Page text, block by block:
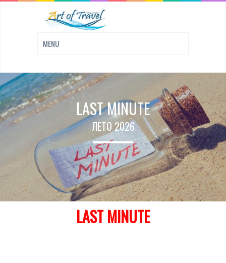
LAST MINUTE
ЛЕТО 2026
LAST MINUTE